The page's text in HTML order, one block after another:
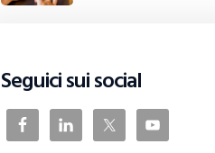
Seguici sui social